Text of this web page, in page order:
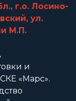
г.о. Лосино-
ул.
М.П.
и
«Марс».